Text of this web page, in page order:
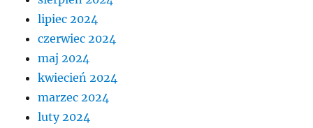
lipiec 2024
czerwiec 2024
maj 2024
kwiecień 2024
marzec 2024
luty 2024